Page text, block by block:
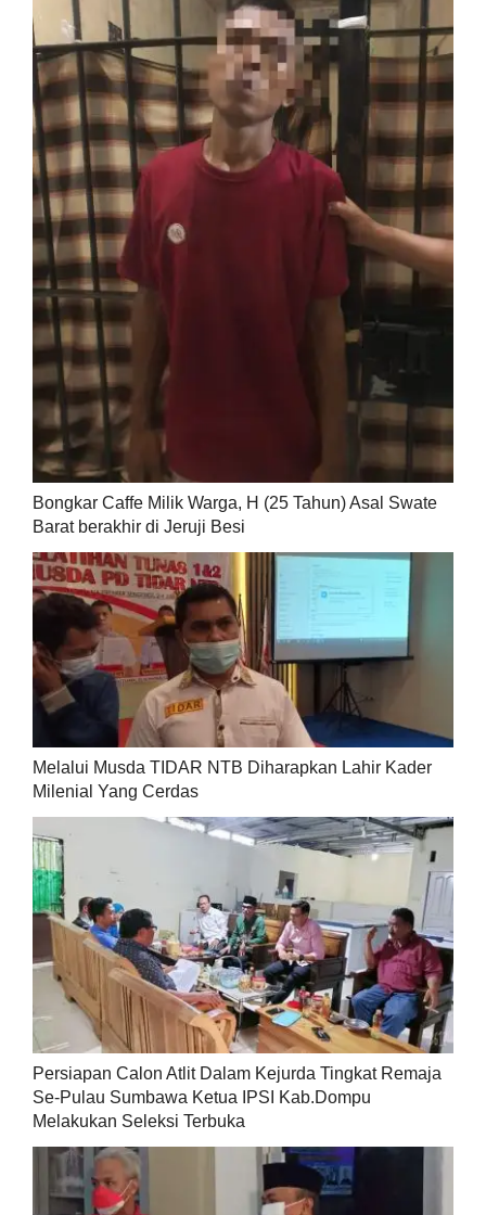
Bongkar Caffe Milik Warga, H (25 Tahun) Asal Swate
Barat berakhir di Jeruji Besi
Melalui Musda TIDAR NTB Diharapkan Lahir Kader
Milenial Yang Cerdas
Persiapan Calon Atlit Dalam Kejurda Tingkat Remaja
Se-Pulau Sumbawa Ketua IPSI Kab.Dompu
Melakukan Seleksi Terbuka